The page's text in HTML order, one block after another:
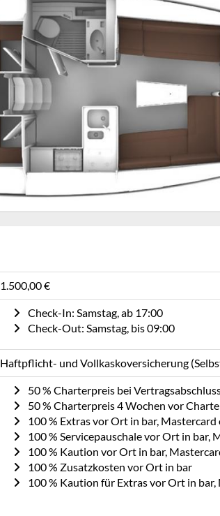
1.500,00 €
Check-In: Samstag, ab 17:00
Check-Out: Samstag, bis 09:00
Haftpflicht- und Vollkaskoversicherung
50 % Charterpreis bei
50 % Charterpreis 4 Wochen vor
100 % Extras vor Ort in bar, Mastercard
100 % Servicepauschale vor Ort in bar,
100 % Kaution vor Ort in bar,
100 % Zusatzkosten vor Ort in bar
100 % Kaution für Extras vor Ort in